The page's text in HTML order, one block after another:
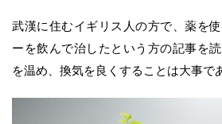
武漢に住むイギリス人の方で、薬を
ーを飲んで治したという方の記事を
を温め、換気を良くすることは大事で